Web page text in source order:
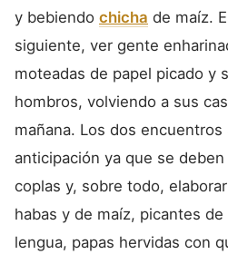
y bebiendo chicha de maíz.
siguiente, ver gente
moteadas de papel picado y
hombros, volviendo a sus
mañana. Los dos
anticipación ya que se
coplas y, sobre todo,
habas y de maíz, picantes
lengua, papas hervidas con